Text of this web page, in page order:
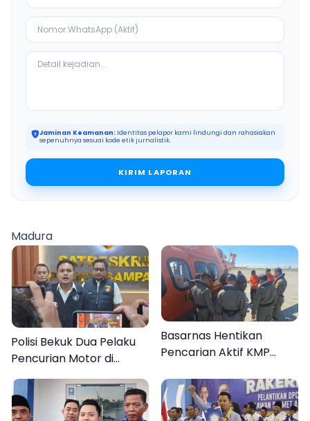
Jaminan Keamanan: Identitas pelapor kami lindungi dan rahasiakan
sepenuhnya sesuai kode etik jurnalistik.
KIRIM LAPORAN
Madura
Polisi Bekuk Dua Pelaku
Pencurian Motor di
Basarnas Hentikan
Pencarian Aktif KMP
Orang Masih Hilang